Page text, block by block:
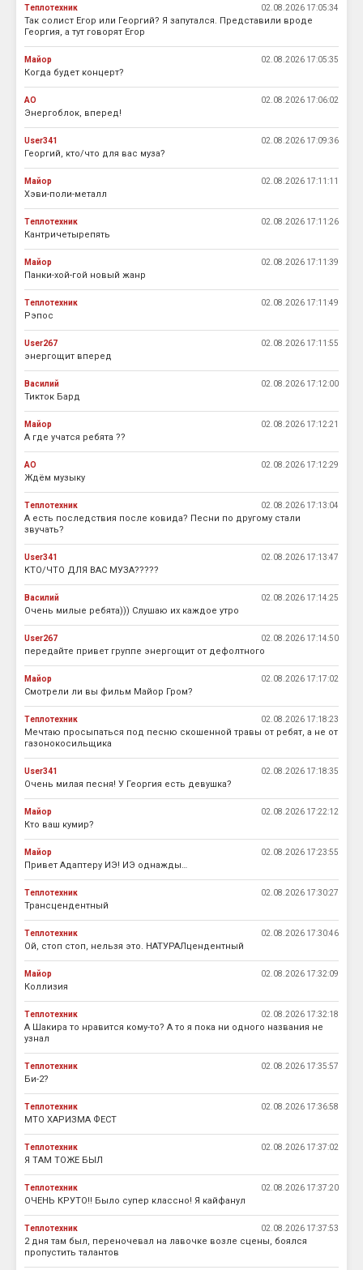
Теплотехник 02.08.2026 17:05:34
Так солист Егор или Георгий? Я запутался. Представили вроде
Георгия, а тут говорят Егор
Майор 02.08.2026 17:05:35
Когда будет концерт?
АО 02.08.2026 17:06:02
Энергоблок, вперед!
User341 02.08.2026 17:09:36
Георгий, кто/что для вас муза?
Майор 02.08.2026 17:11:11
Хэви-поли-металл
Теплотехник 02.08.2026 17:11:26
Кантричетырепять
Майор 02.08.2026 17:11:39
Панки-хой-гой новый жанр
Теплотехник 02.08.2026 17:11:49
Рэпос
User267 02.08.2026 17:11:55
энергощит вперед
Василий 02.08.2026 17:12:00
Тикток Бард
Майор 02.08.2026 17:12:21
А где учатся ребята ??
АО 02.08.2026 17:12:29
Ждём музыку
Теплотехник 02.08.2026 17:13:04
А есть последствия после ковида? Песни по другому стали
звучать?
User341 02.08.2026 17:13:47
КТО/ЧТО ДЛЯ ВАС МУЗА?????
Василий 02.08.2026 17:14:25
Очень милые ребята))) Слушаю их каждое утро
User267 02.08.2026 17:14:50
передайте привет группе энергощит от дефолтного
Майор 02.08.2026 17:17:02
Смотрели ли вы фильм Майор Гром?
Теплотехник 02.08.2026 17:18:23
Мечтаю просыпаться под песню скошенной травы от ребят, а не от
газонокосильщика
User341 02.08.2026 17:18:35
Очень милая песня! У Георгия есть девушка?
Майор 02.08.2026 17:22:12
Кто ваш кумир?
Майор 02.08.2026 17:23:55
Привет Адаптеру ИЭ! ИЭ однажды…
Теплотехник 02.08.2026 17:30:27
Трансцендентный
Теплотехник 02.08.2026 17:30:46
Ой, стоп стоп, нельзя это. НАТУРАЛцендентный
Майор 02.08.2026 17:32:09
Коллизия
Теплотехник 02.08.2026 17:32:18
А Шакира то нравится кому-то? А то я пока ни одного названия не
узнал
Теплотехник 02.08.2026 17:35:57
Би-2?
Теплотехник 02.08.2026 17:36:58
МТО ХАРИЗМА ФЕСТ
Теплотехник 02.08.2026 17:37:02
Я ТАМ ТОЖЕ БЫЛ
Теплотехник 02.08.2026 17:37:20
ОЧЕНЬ КРУТО!! Было супер классно! Я кайфанул
Теплотехник 02.08.2026 17:37:53
2 дня там был, переночевал на лавочке возле сцены, боялся
пропустить талантов